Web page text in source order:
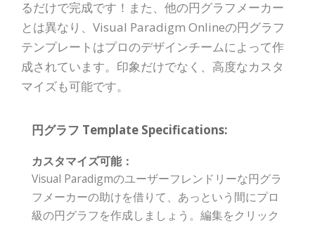
るだけで完成です！また、他の円グラフメーカー
とは異なり、Visual Paradigm Onlineの円グラフ
テンプレートはプロのデザインチームによって作
成されています。印象だけでなく、高度なカスタ
マイズも可能です。
円グラフ Template Specifications:
カスタマイズ可能：
Visual Paradigmのユーザーフレンドリーな円グラ
フメーカーの助けを借りて、あっという間にプロ
級の円グラフを作成しましょう。編集をクリック